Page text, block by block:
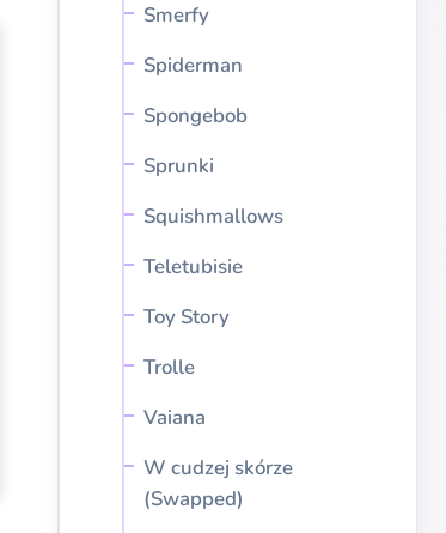
Smerfy
Spiderman
Spongebob
Sprunki
Squishmallows
Teletubisie
Toy Story
Trolle
Vaiana
W cudzej skórze
(Swapped)